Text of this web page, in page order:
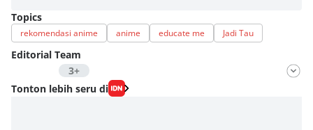
Topics
rekomendasi anime anime educate me Jadi Tau
Editorial Team
3+
Editor
Fahrul Razi Uni Nurullah
Tonton lebih seru di